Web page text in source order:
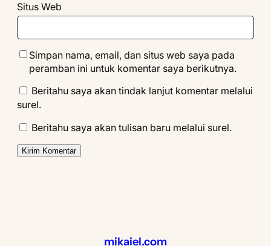
Situs Web
Simpan nama, email, dan situs web saya pada
peramban ini untuk komentar saya berikutnya.
Beritahu saya akan tindak lanjut komentar melalui
surel.
Beritahu saya akan tulisan baru melalui surel.
mikaiel.com